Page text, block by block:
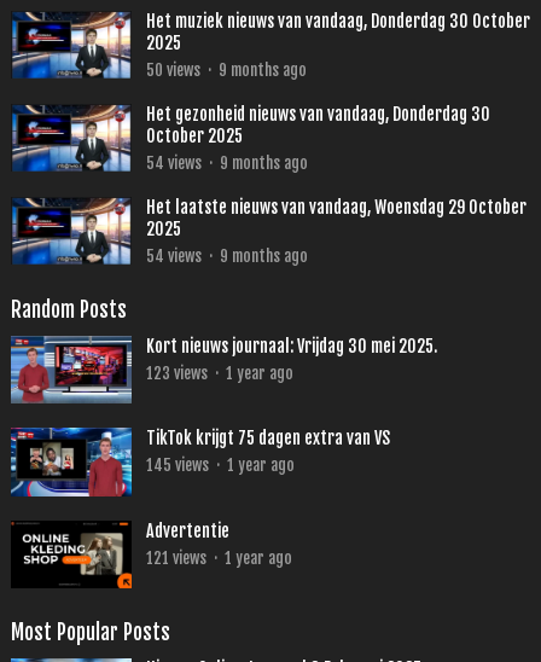
Het muziek nieuws van vandaag, Donderdag 30 October
2025
50 views · 9 months ago
Het gezonheid nieuws van vandaag, Donderdag 30
October 2025
54 views · 9 months ago
Het laatste nieuws van vandaag, Woensdag 29 October
2025
54 views · 9 months ago
Random Posts
Kort nieuws journaal: Vrijdag 30 mei 2025.
123 views · 1 year ago
TikTok krijgt 75 dagen extra van VS
145 views · 1 year ago
Advertentie
121 views · 1 year ago
Most Popular Posts